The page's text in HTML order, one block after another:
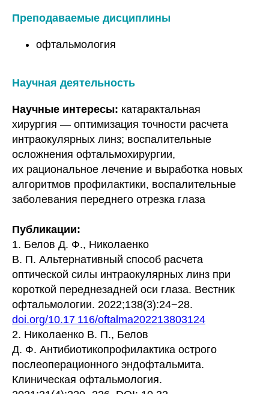
Преподаваемые дисциплины
офтальмология
Научная деятельность
Научные интересы: катарактальная
хирургия — оптимизация точности расчета
интраокулярных линз; воспалительные
осложнения офтальмохирургии,
их рациональное лечение и выработка новых
алгоритмов профилактики, воспалительные
заболевания переднего отрезка глаза
Публикации:
1. Белов Д. Ф., Николаенко
В. П. Альтернативный способ расчета
оптической силы интраокулярных линз при
короткой переднезадней оси глаза. Вестник
офтальмологии. 2022;138(3):24−28.
doi.org/10.17 116/oftalma202213803124
2. Николаенко В. П., Белов
Д. Ф. Антибиотикопрофилактика острого
послеоперационного эндофтальмита.
Клиническая офтальмология.